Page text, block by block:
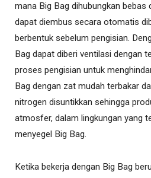
mana Big Bag dihubungkan bebas
dapat diembus secara otomatis
berbentuk sebelum pengisian.
Bag dapat diberi ventilasi dengan
proses pengisian untuk
Bag dengan zat mudah terbakar
nitrogen disuntikkan sehingga
atmosfer, dalam lingkungan yang
menyegel Big Bag.
Ketika bekerja dengan Big Bag